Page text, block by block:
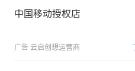
中国移动授权店
广告 云启创想运营商